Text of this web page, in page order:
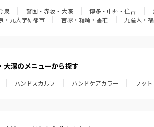
泉 警固・赤坂・大濠 博多・中州・住吉
・九大学研都市
吉塚・箱崎・香椎 九産大・
大濠のメニューから探す
ハンドスカルプ ハンドケアカラー フット